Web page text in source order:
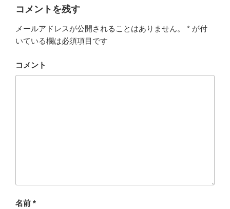
ー
コメントを残す
メールアドレスが公開されることはありません。 * が付
いている欄は必須項目です
コメント
名前 *